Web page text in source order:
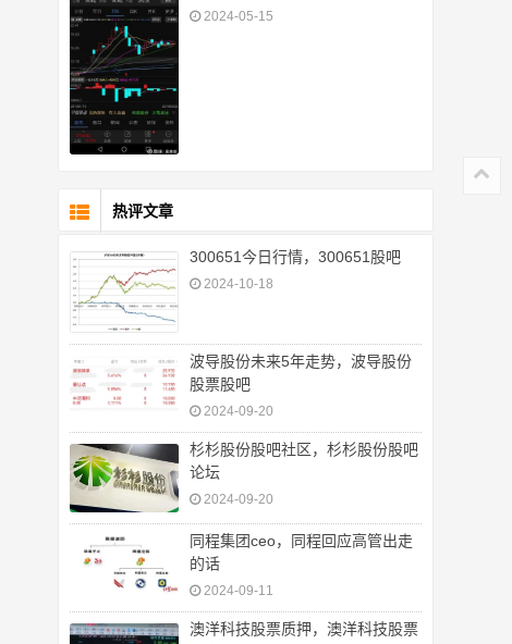
2024-05-15
热评文章
300651今日行情，300651股吧
2024-10-18
波导股份未来5年走势，波导股份
股票股吧
2024-09-20
杉杉股份股吧社区，杉杉股份股吧
论坛
2024-09-20
同程集团ceo，同程回应高管出走
的话
2024-09-11
澳洋科技股票质押，澳洋科技股票